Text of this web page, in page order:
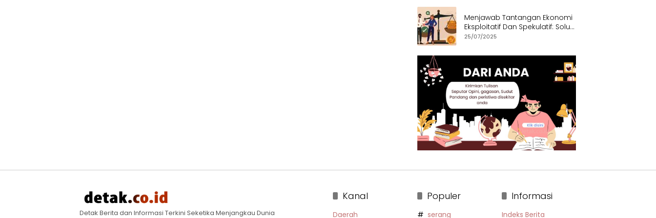
Menjawab Tantangan Ekonomi
Eksploitatif Dan Spekulatif: Solusi
Etis dan Berkeadilan
25/07/2025
Detak Berita dan Informasi Terkini Seketika Menjangkau Dunia
Kanal
Daerah
Populer
serang
Informasi
Indeks Berita